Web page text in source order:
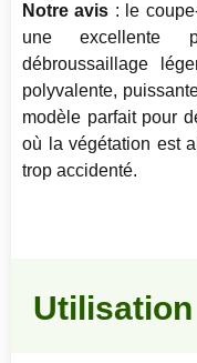
Notre avis : le
une excellente
débroussaillage
polyvalente,
modèle parfait pour
où la végétation est
trop accidenté.
Utilisation